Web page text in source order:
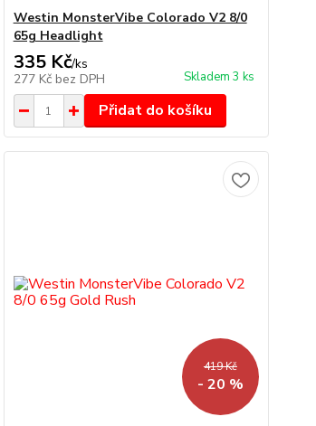
Westin MonsterVibe Colorado V2 8/0
65g Headlight
335 Kč/ks
277 Kč bez DPH Skladem 3 ks
Přidat do košíku
419 Kč
- 20 %